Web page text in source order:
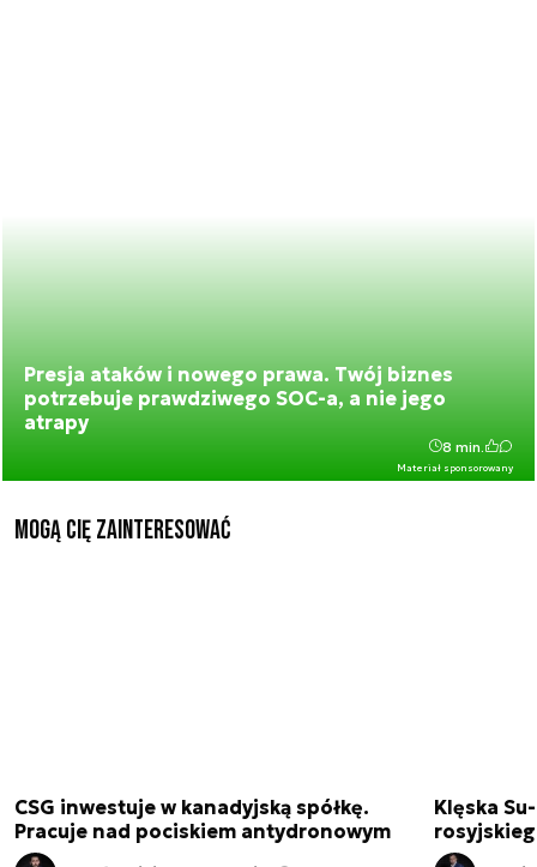
Presja ataków i nowego prawa. Twój biznes
potrzebuje prawdziwego SOC-a, a nie jego
atrapy
Materiał sponsorowany
8 min.
Mogą Cię zainteresować
CSG inwestuje w kanadyjską spółkę.
Pracuje nad pociskiem antydronowym
Klęska